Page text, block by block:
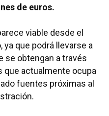
de euros.
viable desde el
que podrá llevarse a
se obtengan a través
que actualmente ocupa
fuentes próximas al